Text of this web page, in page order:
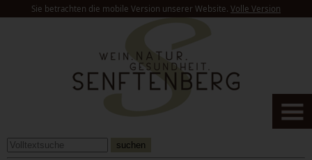
Sie betrachten die mobile Version unserer Website. Volle Version
suchen